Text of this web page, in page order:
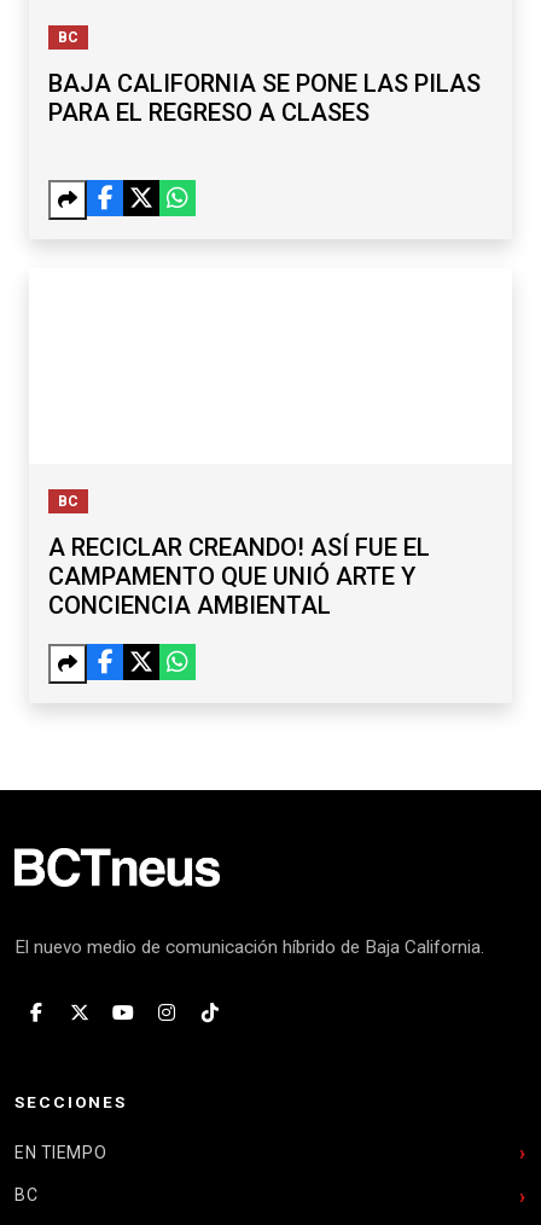
BC
BAJA CALIFORNIA SE PONE LAS PILAS
PARA EL REGRESO A CLASES
BC
A RECICLAR CREANDO! ASÍ FUE EL
CAMPAMENTO QUE UNIÓ ARTE Y
CONCIENCIA AMBIENTAL
El nuevo medio de comunicación híbrido de Baja California.
SECCIONES
EN TIEMPO
BC